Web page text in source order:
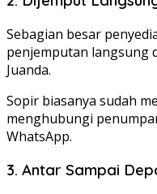
Sebagian besar
penjemputan langsung
Juanda.
Sopir biasanya sudah
menghubungi
WhatsApp.
3. Antar Sampai